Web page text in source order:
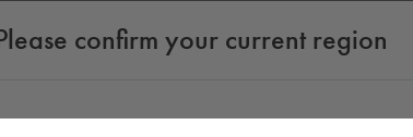
confirm your current region